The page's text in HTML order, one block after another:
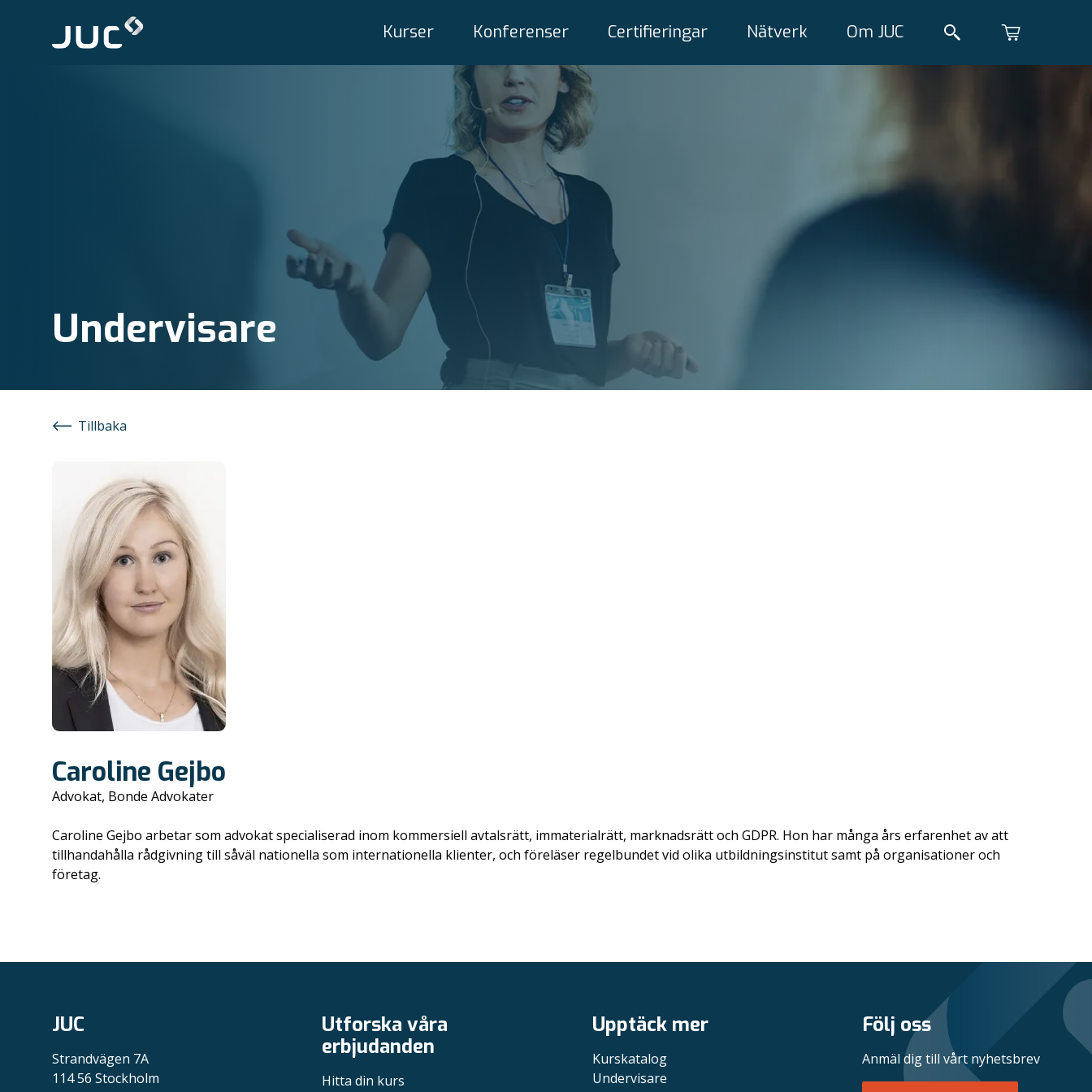
Kurser Konferenser Certifieringar Nätverk Om JUC
Undervisare
Tillbaka
Caroline Gejbo
Advokat, Bonde Advokater
Caroline Gejbo arbetar som advokat specialiserad inom kommersiell avtalsrätt, immaterialrätt, marknadsrätt och GDPR. Hon har många års erfarenhet av att
tillhandahålla rådgivning till såväl nationella som internationella klienter, och föreläser regelbundet vid olika utbildningsinstitut samt på organisationer och
företag.
JUC
Strandvägen 7A
114 56 Stockholm
Utforska våra
erbjudanden
Hitta din kurs
Upptäck mer
Kurskatalog
Undervisare
Följ oss
Anmäl dig till vårt nyhetsbrev